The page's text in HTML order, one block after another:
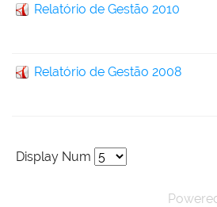
Relatório de Gestão 2010
Relatório de Gestão 2008
Display Num